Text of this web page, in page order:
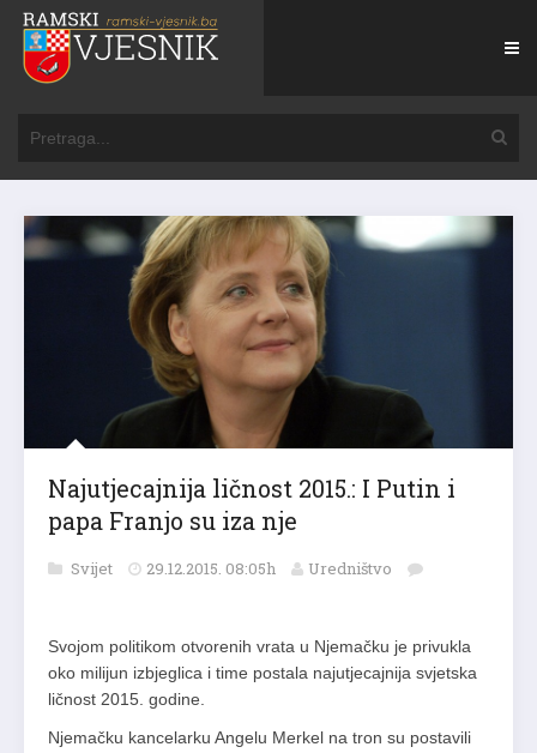
Najutjecajnija ličnost 2015.: I Putin i
papa Franjo su iza nje
Svijet 29.12.2015. 08:05h Uredništvo
Svojom politikom otvorenih vrata u Njemačku je privukla
oko milijun izbjeglica i time postala najutjecajnija svjetska
ličnost 2015. godine.
Njemačku kancelarku Angelu Merkel na tron su postavili